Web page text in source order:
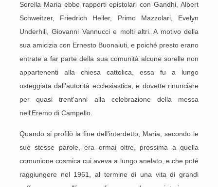
Sorella Maria ebbe rapporti epistolari con Gandhi, Albert
Schweitzer, Friedrich Heiler, Primo Mazzolari, Evelyn
Underhill, Giovanni Vannucci e molti altri. A motivo della
sua amicizia con Ernesto Buonaiuti, e poiché presto erano
entrate a far parte della sua comunità alcune sorelle non
appartenenti alla chiesa cattolica, essa fu a lungo
osteggiata dall'autorità ecclesiastica, e dovette rinunciare
per quasi trent'anni alla celebrazione della messa
nell'Eremo di Campello.
Quando si profilò la fine dell'interdetto, Maria, secondo le
sue stesse parole, era ormai oltre, prossima a quella
comunione cosmica cui aveva a lungo anelato, e che poté
raggiungere nel 1961, al termine di una vita di grandi